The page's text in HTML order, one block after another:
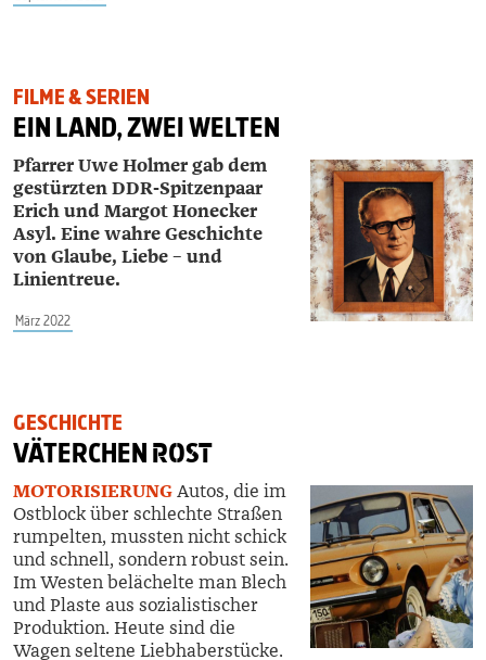
FILME & SERIEN
EIN LAND, ZWEI WELTEN
Pfarrer Uwe Holmer gab dem
gestürzten DDR-Spitzenpaar
Erich und Margot Honecker
Asyl. Eine wahre Geschichte
von Glaube, Liebe – und
Linientreue.
März 2022
GESCHICHTE
VÄTERCHENROST
MOTORISIERUNGAutos, die im
Ostblock über schlechte Straßen
rumpelten, mussten nicht schick
und schnell, sondern robust sein.
Im Westen belächelte man Blech
und Plaste aus sozialistischer
Produktion. Heute sind die
Wagen seltene Liebhaberstücke.